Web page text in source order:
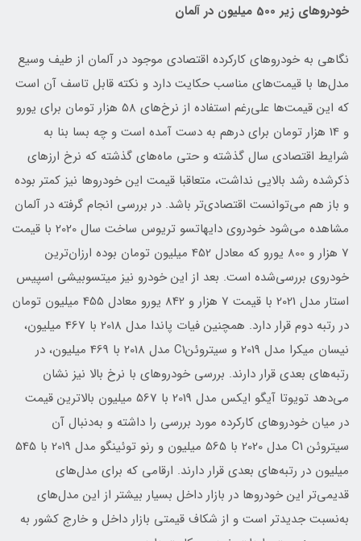
خودروهای زیر 500 میلیون در آلمان
نگاهی به خودروهای کارکرده اقتصادی موجود در آلمان از طیف وسیع
مدل‌ها با قیمت‌های مناسب حکایت دارد و نکته قابل تاسف آن است
که این قیمت‌ها علی‌رغم استفاده از نرخ‌های 58 هزار تومان برای یورو
و 14 هزار تومان برای درهم به دست آمده است و چه بسا بنا به
شرایط اقتصادی سال گذشته و حتی ماه‌های گذشته که نرخ ارزهای
ذکر‌شده رشد بالایی نداشت، متعاقبا قیمت این خودروها نیز کمتر بوده
و باز هم می‌توانست اقتصادی‌تر باشد. در بررسی انجام گرفته در آلمان
مشاهده می‌شود خودروی دایهاتسو تریوس ساخت سال 2020 با قیمت
7 هزار و 800 یورو که معادل 452 میلیون تومان بوده ارزان‌ترین
خودروی بررسی‌شده است. بعد از این خودرو نیز میتسوبیشی اسپیس
استار مدل 2021 با قیمت 7 هزار و 842 یورو معادل 455 میلیون تومان
در رتبه دوم قرار دارد. همچنین فیات پاندا مدل 2018 با 467 میلیون،
نیسان میکرا مدل 2019 و سیتروئنC1 مدل 2018 با 469 میلیون، در
رتبه‌های بعدی قرار دارند. بررسی خودروهای با نرخ بالا نیز نشان
می‌دهد تویوتا آیگو ایکس مدل 2019 با 567 میلیون بالاترین قیمت
در میان خودروهای کارکرده مورد بررسی را داشته و به‌دنبال آن
سیتروئن C1 مدل 2020 با 565 میلیون و رنو توئینگو مدل 2019 با 545
میلیون در رتبه‌‌های بعدی قرار دارند. ارقامی که برای مدل‌های
قدیمی‌تر این خودروها در بازار داخل بسیار بیشتر از این مدل‌های
به‌نسبت جدیدتر است و از شکاف قیمتی بازار داخل و خارج کشور به